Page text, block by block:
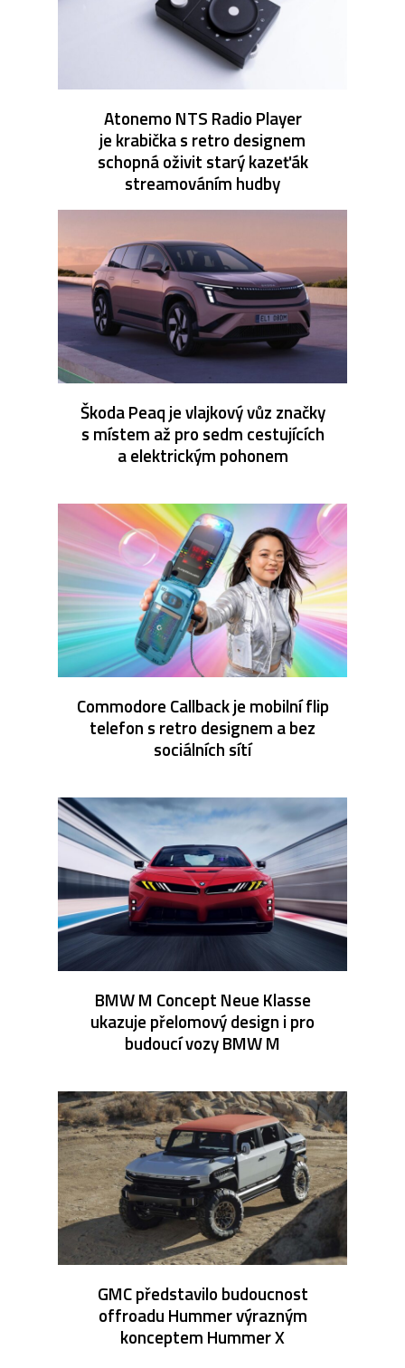
Atonemo NTS Radio Player
je krabička s retro designem
schopná oživit starý kazeťák
streamováním hudby
Škoda Peaq je vlajkový vůz značky
s místem až pro sedm cestujících
a elektrickým pohonem
Commodore Callback je mobilní flip
telefon s retro designem a bez
sociálních sítí
BMW M Concept Neue Klasse
ukazuje přelomový design i pro
budoucí vozy BMW M
GMC představilo budoucnost
offroadu Hummer výrazným
konceptem Hummer X